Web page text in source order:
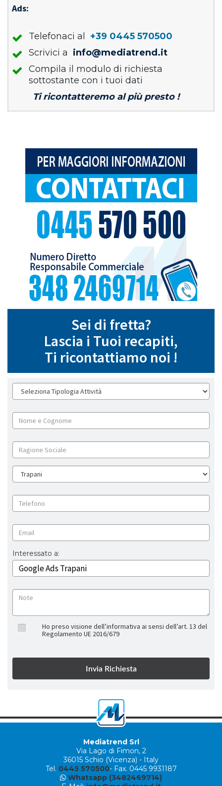
Ads:
Telefonaci al
+39 0445 570500
Scrivici a info@mediatrend.it
Compila il modulo di richiesta
sottostante con i tuoi dati
Ti ricontatteremo al più presto !
Sei di fretta?
Lascia i Tuoi recapiti,
Ti ricontattiamo noi !
Interessato a:
Ho preso visione dell’informativa ai sensi dell’art. 13 del
Regolamento UE 2016/679
Mediatrend Srl
Via Lago di Fimon, 2
36015 Schio (Vicenza) - Italy
Tel. 0445 570500- Fax. 0445 9931187
Whatsapp (3482469714)